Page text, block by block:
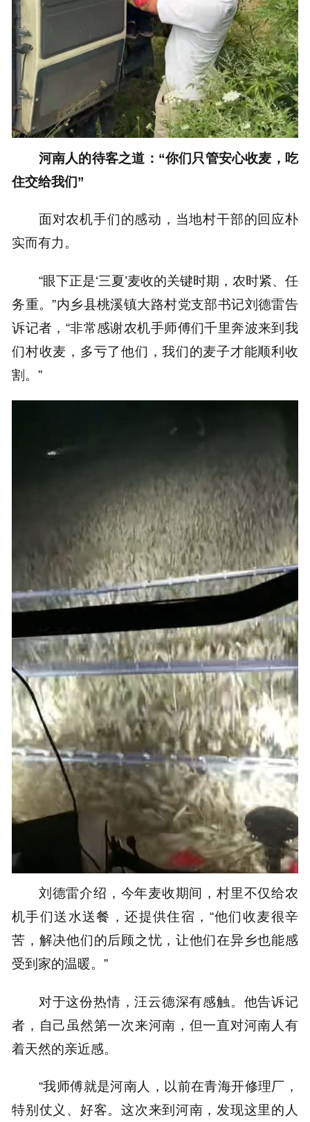
河南人的待客之道：“你们只管安心收麦，吃
住交给我们”
面对农机手们的感动，当地村干部的回应朴
实而有力。
“眼下正是‘三夏’麦收的关键时期，农时紧、任
务重。”内乡县桃溪镇大路村党支部书记刘德雷告
诉记者，“非常感谢农机手师傅们千里奔波来到我
们村收麦，多亏了他们，我们的麦子才能顺利收
割。”
刘德雷介绍，今年麦收期间，村里不仅给农
机手们送水送餐，还提供住宿，“他们收麦很辛
苦，解决他们的后顾之忧，让他们在异乡也能感
受到家的温暖。”
对于这份热情，汪云德深有感触。他告诉记
者，自己虽然第一次来河南，但一直对河南人有
着天然的亲近感。
“我师傅就是河南人，以前在青海开修理厂，
特别仗义、好客。这次来到河南，发现这里的人